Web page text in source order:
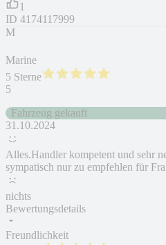
1
ID 4174117999
M
Marine
5 Sterne
5
Fahrzeug gekauft
31.10.2024
Alles.Handler kompetent und sehr
sympatisch nur zu empfehlen für
nichts
Bewertungsdetails
Freundlichkeit